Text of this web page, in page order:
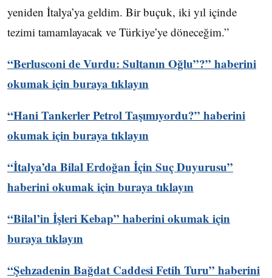
yeniden İtalya’ya geldim. Bir buçuk, iki yıl içinde
tezimi tamamlayacak ve Türkiye’ye döneceğim.”
“Berlusconi de Vurdu: Sultanın Oğlu”?” haberini
okumak için buraya tıklayın
“Hani Tankerler Petrol Taşımıyordu?” haberini
okumak için buraya tıklayın
“İtalya’da Bilal Erdoğan İçin Suç Duyurusu”
haberini okumak için buraya tıklayın
“Bilal’in İşleri Kebap” haberini okumak için
buraya tıklayın
“Şehzadenin Bağdat Caddesi Fetih Turu” haberini